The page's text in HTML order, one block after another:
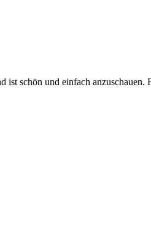
schön und einfach